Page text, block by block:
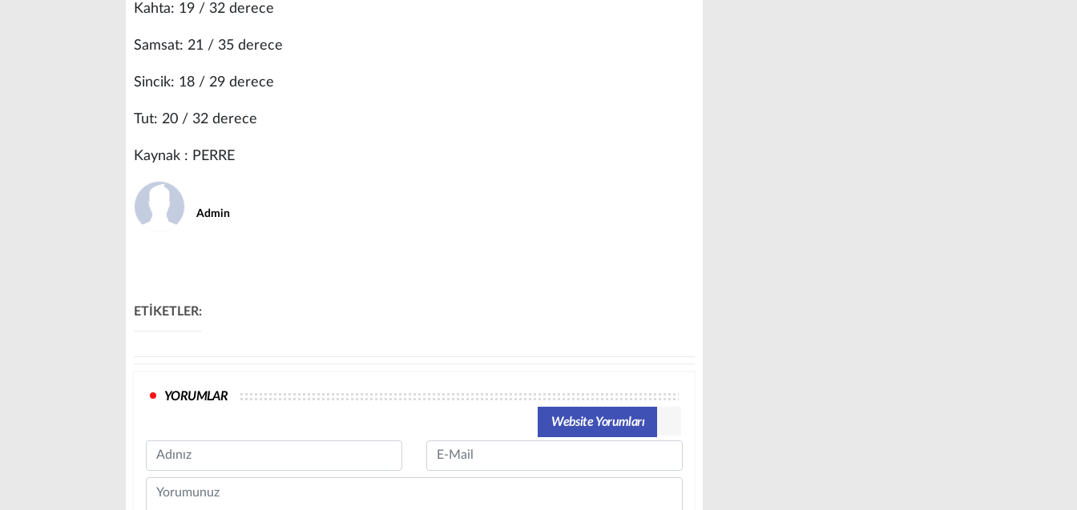
Kahta: 19 / 32 derece
Samsat: 21 / 35 derece
Sincik: 18 / 29 derece
Tut: 20 / 32 derece
Kaynak : PERRE
Admin
ETİKETLER:
YORUMLAR
Website Yorumları
Name Email
Comment